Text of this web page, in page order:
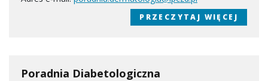
PRZECZYTAJ WIĘCEJ
Poradnia Diabetologiczna